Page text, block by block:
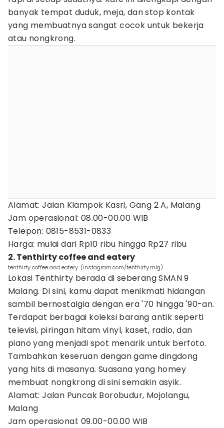
banyak tempat duduk, meja, dan stop kontak
yang membuatnya sangat cocok untuk bekerja
atau nongkrong.
Alamat: Jalan Klampok Kasri, Gang 2 A, Malang
Jam operasional: 08.00-00.00 WIB
Telepon: 0815-8531-0833
Harga: mulai dari Rp10 ribu hingga Rp27 ribu
2. Tenthirty coffee and eatery
tenthirty coffee and eatery. (instagram.com/tenthirty.mlg)
Lokasi Tenthirty berada di seberang SMAN 9
Malang. Di sini, kamu dapat menikmati hidangan
sambil bernostalgia dengan era '70 hingga '90-an.
Terdapat berbagai koleksi barang antik seperti
televisi, piringan hitam vinyl, kaset, radio, dan
piano yang menjadi spot menarik untuk berfoto.
Tambahkan keseruan dengan game dingdong
yang hits di masanya. Suasana yang homey
membuat nongkrong di sini semakin asyik.
Alamat: Jalan Puncak Borobudur, Mojolangu,
Malang
Jam operasional: 09.00-00.00 WIB